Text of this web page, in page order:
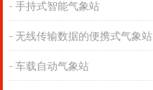
手持式智能气象站
无线传输数据的便携式气象站
车载自动气象站